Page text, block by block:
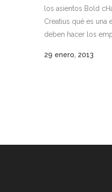
los asientos Bold
Creatius qué es una
deben hacer los
29 enero, 2013